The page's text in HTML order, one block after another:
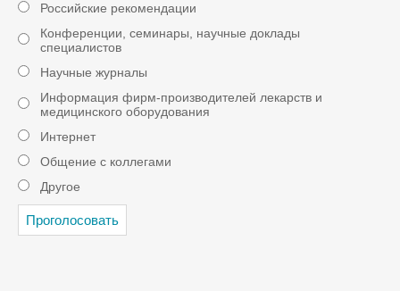
Российские рекомендации
Конференции, семинары, научные доклады
специалистов
Научные журналы
Информация фирм-производителей лекарств и
медицинского оборудования
Интернет
Общение с коллегами
Другое